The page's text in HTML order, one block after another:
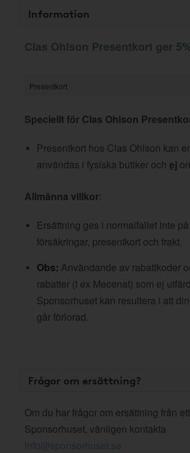
Information
Clas Ohlson Presentkort ger
Presentkort
Speciellt för Clas Ohlson
Presentkort hos Clas Ohlson kan
användas i fysiska butiker och ej
Allmänna villkor:
Ersättning ges i normalfallet inte
försäkringar, presentkort och frakt.
Obs: Användande av rabattkoder
rabatter (t ex Mecenat) som ej
Sponsorhuset kan resultera i att
går förlorad.
Frågor om ersättning?
Om du har frågor om ersättning från
Sponsorhuset, vänligen kontakta
info@sponsorhuset.se